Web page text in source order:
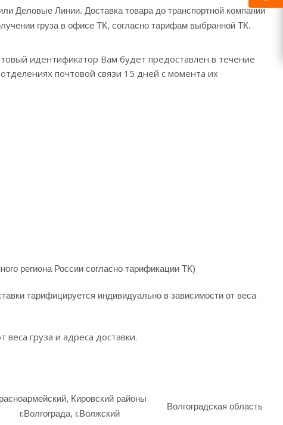
Деловые Линии. Доставка товара до транспортной компании
груза в офисе ТК, согласно тарифам выбранной ТК.
идентификатор Вам будет предоставлен в течение
почтовой связи 15 дней с момента их
региона России согласно тарификации ТК)
тарифицируется индивидуально в зависимости от веса
веса груза и адреса доставки.
Кировский районы
г.Волгограда, г.Волжский
Волгоградская область